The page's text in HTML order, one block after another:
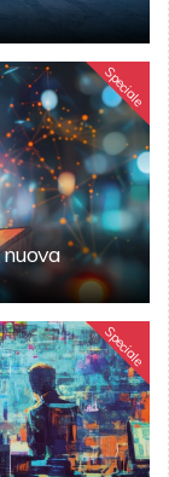
Speciale
nuova
Speciale